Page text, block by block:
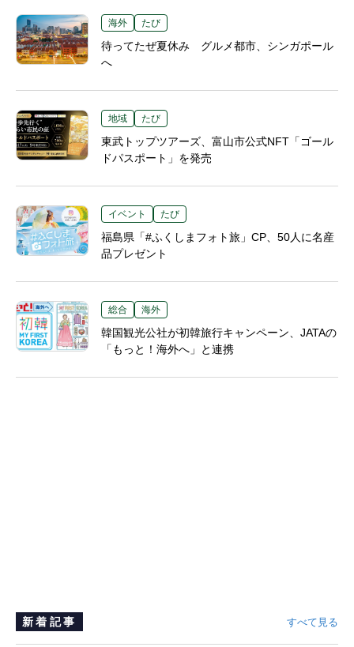
海外 たび
待ってたぜ夏休み グルメ都市、シンガポール
へ
地域 たび
東武トップツアーズ、富山市公式NFT「ゴール
ドパスポート」を発売
イベント たび
福島県「#ふくしまフォト旅」CP、50人に名産
品プレゼント
総合 海外
韓国観光公社が初韓旅行キャンペーン、JATAの
「もっと！海外へ」と連携
新着記事 すべて見る